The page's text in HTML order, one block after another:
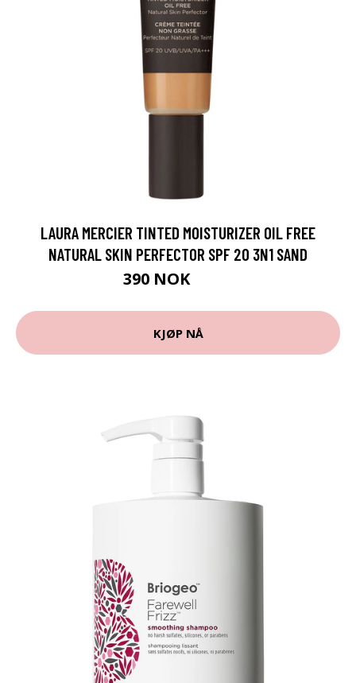
LAURA MERCIER TINTED MOISTURIZER OIL FREE
NATURAL SKIN PERFECTOR SPF 20 3N1 SAND
390 NOK
KJØP NÅ